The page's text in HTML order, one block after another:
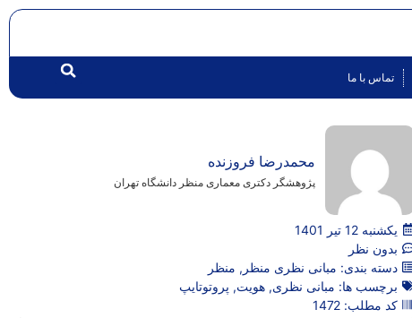
تماس با ما
محمدرضا فروزنده
پژوهشگر دکتری معماری منظر دانشگاه تهران
یکشنبه 12 تیر 1401
بدون نظر
دسته بندی: مبانی نظری منظر , منظر
برچسب ها: مبانی نظری, هويت, پروتوتايپ
کد مطلب: 1472